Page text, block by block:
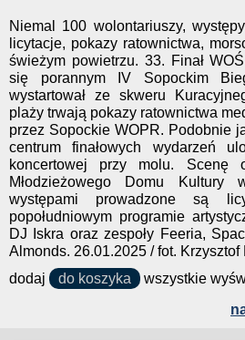
Niemal 100 wolontariuszy,
licytacje, pokazy ratownictwa,
świeżym powietrzu. 33. Finał
się porannym IV Sopockim
wystartował ze skweru
plaży trwają pokazy ratownictwa
przez Sopockie WOPR. Podobnie
centrum finałowych wydarzeń
koncertowej przy molu. Scenę
Młodzieżowego Domu Kultury
występami prowadzone są
popołudniowym programie
DJ Iskra oraz zespoły Feeria,
Almonds. 26.01.2025 / fot. Krzysztof
dodaj
do koszyka
wszystkie